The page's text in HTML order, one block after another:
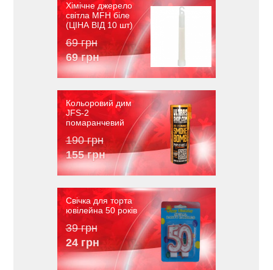
Хімічне джерело
світла MFH біле
(ЦІНА ВІД 10 шт)
69 грн
69 грн
Кольоровий дим
JFS-2
помаранчевий
190 грн
155 грн
Свічка для торта
ювілейна 50 років
39 грн
24 грн